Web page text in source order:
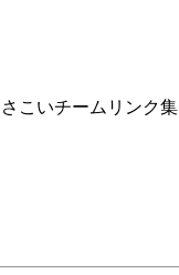
こいチームリンク集